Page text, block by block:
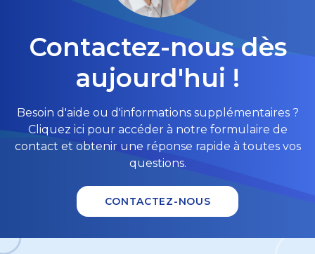
Contactez-nous dès
aujourd'hui !
Besoin d'aide ou d'informations supplémentaires ?
Cliquez ici pour accéder à notre formulaire de
contact et obtenir une réponse rapide à toutes vos
questions.
CONTACTEZ-NOUS